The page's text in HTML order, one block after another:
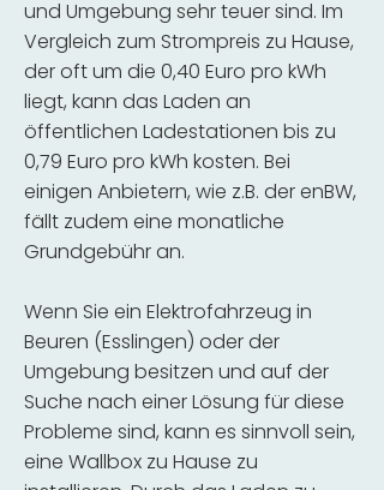
und Umgebung sehr teuer sind. Im
Vergleich zum Strompreis zu Hause,
der oft um die 0,40 Euro pro kWh
liegt, kann das Laden an
öffentlichen Ladestationen bis zu
0,79 Euro pro kWh kosten. Bei
einigen Anbietern, wie z.B. der enBW,
fällt zudem eine monatliche
Grundgebühr an.
Wenn Sie ein Elektrofahrzeug in
Beuren (Esslingen) oder der
Umgebung besitzen und auf der
Suche nach einer Lösung für diese
Probleme sind, kann es sinnvoll sein,
eine Wallbox zu Hause zu